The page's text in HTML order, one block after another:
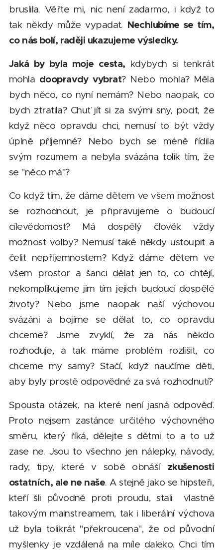
bruslila. Věřte mi, nic není zadarmo, i když to
tak někdy může vypadat. Nechlubíme se tím,
co nás bolí, raději ukazujeme výsledky.
Jaká by byla moje cesta, kdybych si tenkrát
mohla doopravdy vybrat? Nebo mohla? Měla
bych něco, co nyní nemám? Nebo naopak, co
bych ztratila? Chuť jít si za svými sny, pocit, že
když něco opravdu chci, nemusí to být vždy
úplně příjemné? Nebo bych se méně řídila
svým rozumem a nebyla svázána tolik tím, že
se "něco má"?
Co když tím, že dáme dětem ve všem možnost
se rozhodnout, je připravujeme o budoucí
cílevědomost? Má dospělý člověk vždy
možnost volby? Nemusí také někdy ustoupit a
čelit nepříjemnostem? Když dáme dětem ve
všem prostor a šanci dělat jen to, co chtějí,
nekomplikujeme jim tím jejich budoucí dospělé
životy? Nebo jsme naopak naší výchovou
svázáni a bojíme se dělat to, co opravdu
chceme? Jsme zvyklí, že za nás někdo
rozhoduje, a tak máme problém rozlišit, co
chceme my samy? Stačí, když naučíme děti,
aby byly prostě odpovědné za svá rozhodnutí?
Spousta otázek, na které není jasná odpověď.
Proto nejsem zastánce určitého výchovného
směru, který říká, dělejte s dětmi to a to už
zase ne. Jsou to všechno jen nálepky, návody,
rady, tipy, které v sobě obnáší zkušenosti
ostatních, ale ne naše. A stejně jako se hipsteři,
kteří šli původně proti proudu, stali vlastně
takovým mainstreamem, tak i liberální výchova
už byla tolikrát "překroucena", že od původní
myšlenky je vzdálená na míle daleko. Chci tím